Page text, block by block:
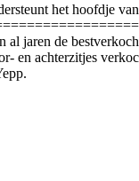
het hoofdje
jaren de
en achterzitjes